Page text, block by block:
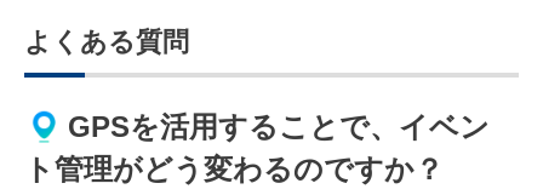
よくある質問
GPSを活用することで、イベン
ト管理がどう変わるのですか？